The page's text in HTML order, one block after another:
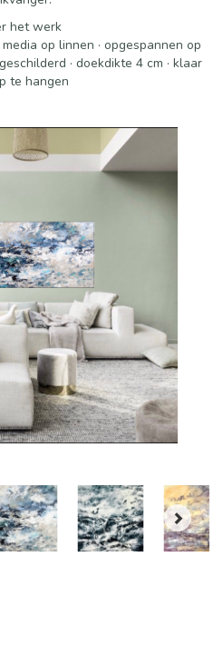
het werk
op linnen · opgespannen op
· doekdikte 4 cm · klaar
te hangen